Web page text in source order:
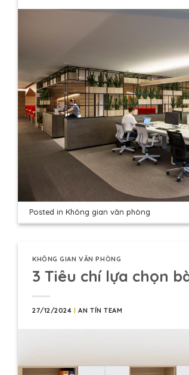
Posted inKhông gian văn phòng
KHÔNG GIAN VĂN PHÒNG
3 Tiêu chí lựa chọn
27/12/2024 |AN TÍN TEAM